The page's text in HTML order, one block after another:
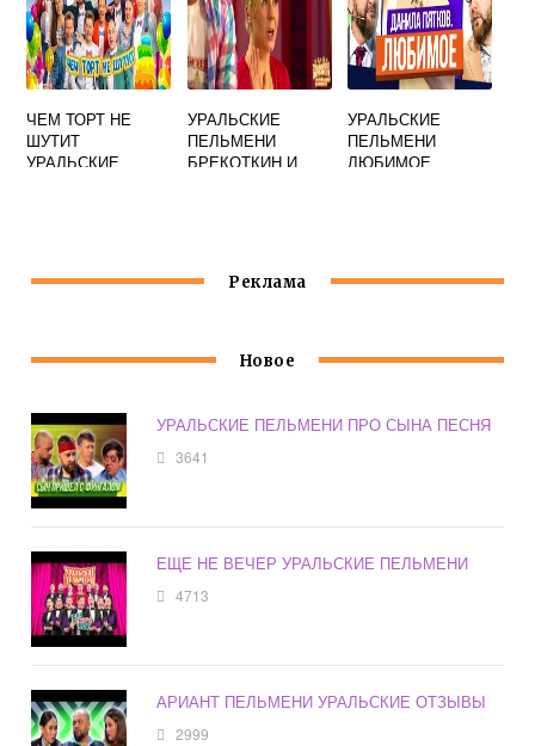
ЧЕМ ТОРТ НЕ
ШУТИТ
УРАЛЬСКИЕ
УРАЛЬСКИЕ
ПЕЛЬМЕНИ
БРЕКОТКИН И
УРАЛЬСКИЕ
ПЕЛЬМЕНИ
ЛЮБИМОЕ
Реклама
Новое
УРАЛЬСКИЕ ПЕЛЬМЕНИ ПРО СЫНА ПЕСНЯ
3641
ЕЩЕ НЕ ВЕЧЕР УРАЛЬСКИЕ ПЕЛЬМЕНИ
4713
АРИАНТ ПЕЛЬМЕНИ УРАЛЬСКИЕ ОТЗЫВЫ
2999